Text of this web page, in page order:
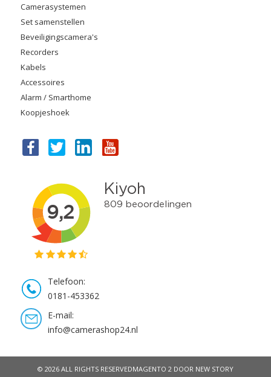
Camerasystemen
Set samenstellen
Beveiligingscamera's
Recorders
Kabels
Accessoires
Alarm / Smarthome
Koopjeshoek
Telefoon:
0181-453362
E-mail:
info@camerashop24.nl
© 2026 ALL RIGHTS RESERVEDMAGENTO 2 DOOR NEW STORY